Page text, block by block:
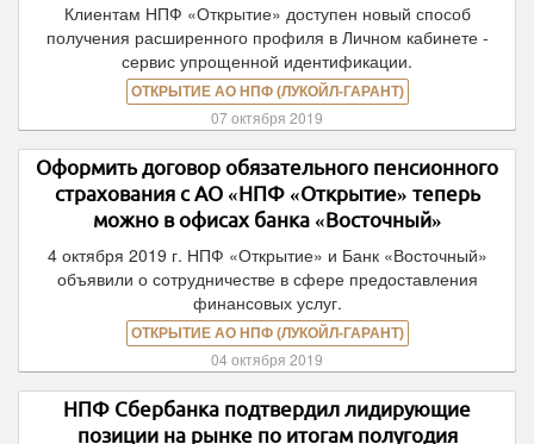
Клиентам НПФ «Открытие» доступен новый способ
получения расширенного профиля в Личном кабинете -
сервис упрощенной идентификации.
ОТКРЫТИЕ АО НПФ (ЛУКОЙЛ-ГАРАНТ)
07 октября 2019
Оформить договор обязательного пенсионного
страхования c АО «НПФ «Открытие» теперь
можно в офисах банка «Восточный»
4 октября 2019 г. НПФ «Открытие» и Банк «Восточный»
объявили о сотрудничестве в сфере предоставления
финансовых услуг.
ОТКРЫТИЕ АО НПФ (ЛУКОЙЛ-ГАРАНТ)
04 октября 2019
НПФ Сбербанка подтвердил лидирующие
позиции на рынке по итогам полугодия